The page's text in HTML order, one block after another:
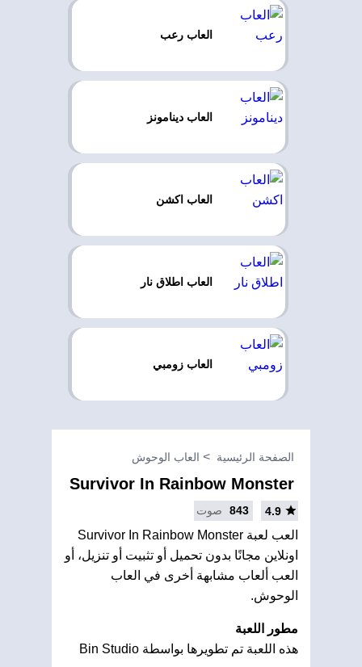
العاب رعب
العاب دينامونز
العاب اكشن
العاب اطلاق نار
العاب زومبي
الصفحة الرئيسية العاب الوحوش
Survivor In Rainbow Monster
4.9
843 صوت
العب لعبة Survivor In Rainbow Monster
اونلاين مجانًا بدون تحميل أو تثبيت أو تنزيل، أو
العب ألعاب مشابهة أخرى في العاب
الوحوش.
مطور اللعبة
هذه اللعبة تم تطويرها بواسطة Bin Studio